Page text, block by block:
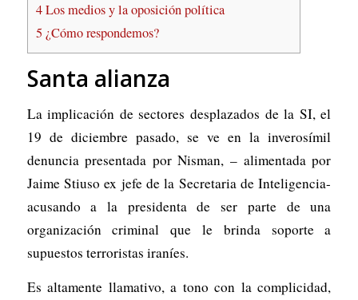
4Los medios y la oposición política
5 ¿Cómo respondemos?
Santa alianza
La implicación de sectores desplazados de la SI, el
19 de diciembre pasado, se ve en la inverosímil
denuncia presentada por Nisman, – alimentada por
Jaime Stiuso ex jefe de la Secretaria de Inteligencia-
acusando a la presidenta de ser parte de una
organización criminal que le brinda soporte a
supuestos terroristas iraníes.
Es altamente llamativo, a tono con la complicidad,